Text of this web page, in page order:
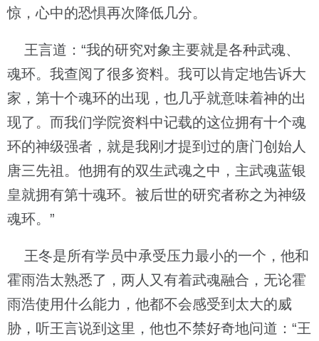
惊，心中的恐惧再次降低几分。
王言道：“我的研究对象主要就是各种武魂、
魂环。我查阅了很多资料。我可以肯定地告诉大
家，第十个魂环的出现，也几乎就意味着神的出
现了。而我们学院资料中记载的这位拥有十个魂
环的神级强者，就是我刚才提到过的唐门创始人
唐三先祖。他拥有的双生武魂之中，主武魂蓝银
皇就拥有第十魂环。被后世的研究者称之为神级
魂环。”
王冬是所有学员中承受压力最小的一个，他和
霍雨浩太熟悉了，两人又有着武魂融合，无论霍
雨浩使用什么能力，他都不会感受到太大的威
胁，听王言说到这里，他也不禁好奇地问道：“王